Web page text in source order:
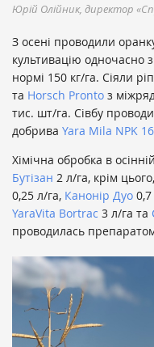
Юрій Олійник, директор
З осені проводили
культивацію одночасно
нормі 150 кг/га. Сіяли
та Horsch Pronto з
тис. шт/га. Сівбу
добрива Yara Mila NPK
Хімічна обробка в
Бутізан 2 л/га, крім
0,25 л/га, Канонір Дуо
YaraVita Bortrac 3 л/га та
проводилась